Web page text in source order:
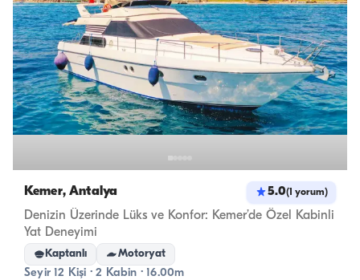
Kemer, Antalya 5.0(1 yorum)
Denizin Üzerinde Lüks ve Konfor: Kemer’de Özel Kabinli
Yat Deneyimi
Kaptanlı Motoryat
Seyir 12 Kişi · 2 Kabin · 16.00m